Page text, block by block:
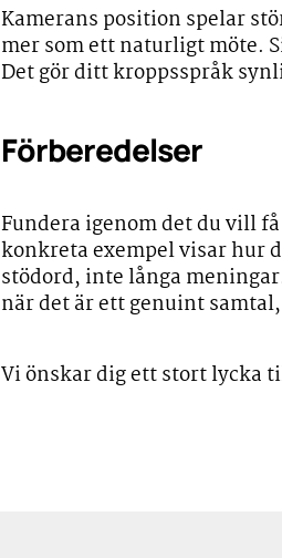
Kamerans position spelar
mer som ett naturligt möte.
Det gör ditt kroppsspråk
Förberedelser
Fundera igenom det du vill
konkreta exempel visar hur
stödord, inte långa
när det är ett genuint
Vi önskar dig ett stort lycka